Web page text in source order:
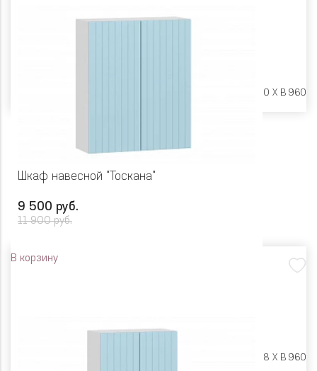
Ш 600 X Г 600 X В 960
Шкаф навесной "Тоскана"
9 500 руб.
11 900 руб.
В корзину
Ш 800 X Г 318 X В 960